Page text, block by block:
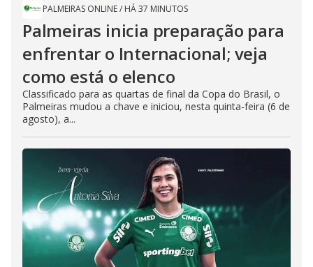
PALMEIRAS ONLINE/ HÁ 37 MINUTOS
Palmeiras inicia preparação para
enfrentar o Internacional; veja
como está o elenco
Classificado para as quartas de final da Copa do Brasil, o
Palmeiras mudou a chave e iniciou, nesta quinta-feira (6 de
agosto), a...